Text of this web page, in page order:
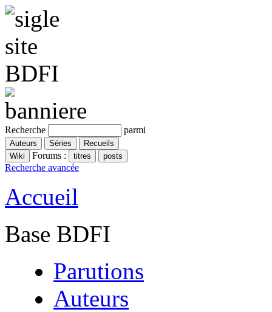
Recherche parmi
Forums :
Recherche avancée
Accueil
Base BDFI
Parutions
Auteurs